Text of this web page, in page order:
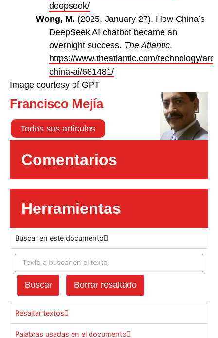
deepseek/
Wong, M. (2025, January 27). How China’s
DeepSeek AI chatbot became an
overnight success. The Atlantic.
https://www.theatlantic.com/technology/
china-ai/681481/
Image courtesy of GPT
Francisco Mejía
Todos sus artículos
Comentarios
Herramientas
Buscar en este documento
Buscar Borrar resaltado
Resaltar textos
Palabras usadas en el documento